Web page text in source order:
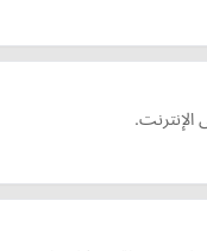
الإنترنت.